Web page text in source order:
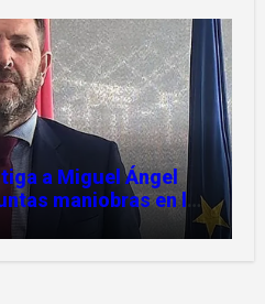
a Miguel Ángel
maniobras en la